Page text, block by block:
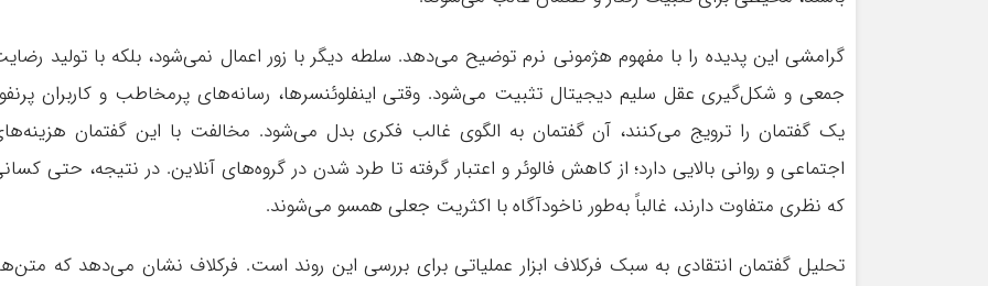
گرامشی این پدیده را با مفهوم هژمونی نرم توضیح می‌دهد. سلطه دیگر با زور اعمال نمی‌شود، بلکه با تولید
جمعی و شکل‌گیری عقل سلیم دیجیتال تثبیت می‌شود. وقتی اینفلوئنسرها، رسانه‌های پرمخاطب و کاربران
یک گفتمان را ترویج می‌کنند، آن گفتمان به الگوی غالب فکری بدل می‌شود. مخالفت با این گفتمان
اجتماعی و روانی بالایی دارد؛ از کاهش فالوئر و اعتبار گرفته تا طرد شدن در گروه‌های آنلاین. در نتیجه، حتی
که نظری متفاوت دارند، غالباً به‌طور ناخودآگاه با اکثریت جعلی همسو می‌شوند.
تحلیل گفتمان انتقادی به سبک فرکلاف ابزار عملیاتی برای بررسی این روند است. فرکلاف نشان می‌دهد که